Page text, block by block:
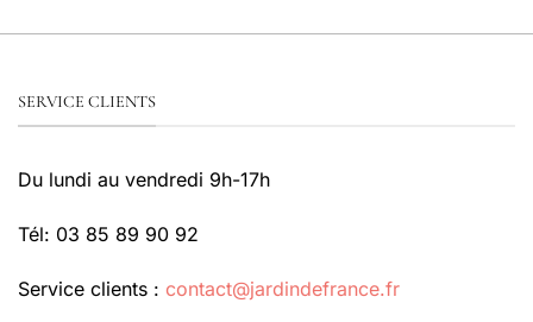
SERVICE CLIENTS
Du lundi au vendredi 9h-17h
Tél: 03 85 89 90 92
Service clients : contact@jardindefrance.fr